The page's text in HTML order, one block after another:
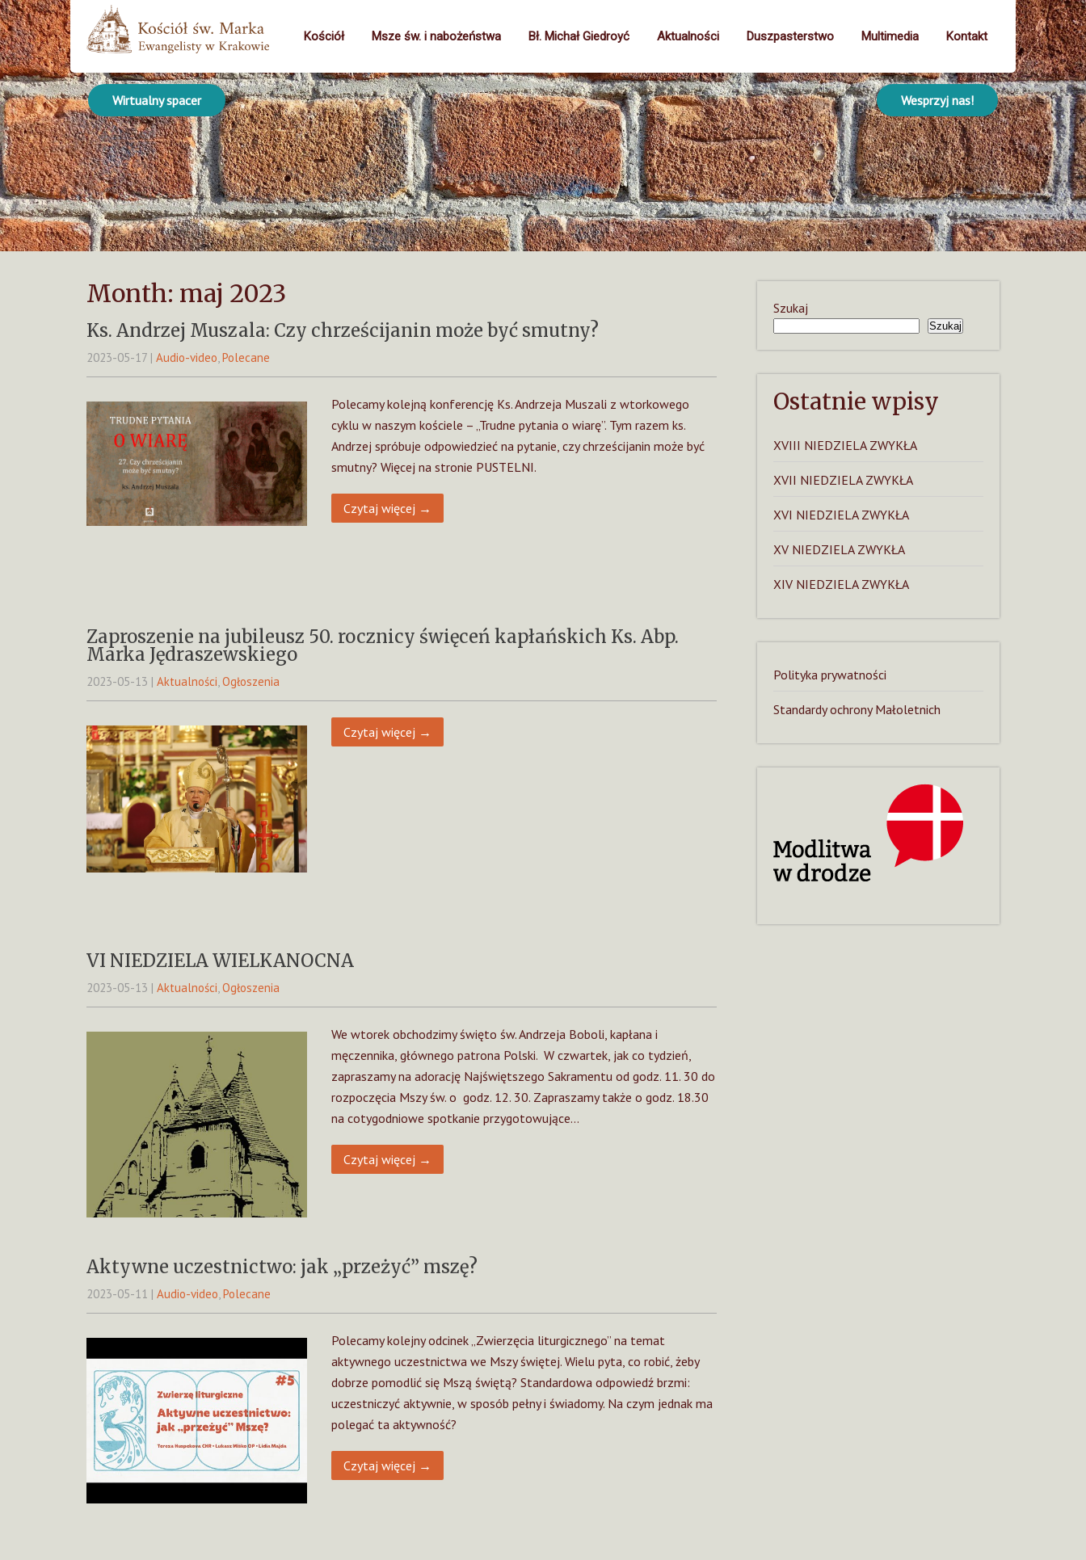
Wirtualny spacer Wesprzyj nas!
Kościół Msze św. i nabożeństwa Bł. Michał Giedroyć Aktualności Duszpasterstwo Multimedia Kontakt
Month: maj 2023
Ks. Andrzej Muszala: Czy chrześcijanin może być smutny?
2023-05-17 | Audio-video,Polecane
Polecamy kolejną konferencję Ks. Andrzeja Muszali z wtorkowego
cyklu w naszym kościele – „Trudne pytania o wiarę”. Tym razem ks.
Andrzej spróbuje odpowiedzieć na pytanie, czy chrześcijanin może być
smutny? Więcej na stronie PUSTELNI.
Czytaj więcej →
Zaproszenie na jubileusz 50. rocznicy święceń kapłańskich Ks. Abp.
Marka Jędraszewskiego
2023-05-13 | Aktualności,Ogłoszenia
Czytaj więcej →
VI NIEDZIELA WIELKANOCNA
2023-05-13 | Aktualności,Ogłoszenia
We wtorek obchodzimy święto św. Andrzeja Boboli, kapłana i
męczennika, głównego patrona Polski. W czwartek, jak co tydzień,
zapraszamy na adorację Najświętszego Sakramentu od godz. 11. 30 do
rozpoczęcia Mszy św. o godz. 12. 30. Zapraszamy także o godz. 18.30
na cotygodniowe spotkanie przygotowujące…
Czytaj więcej →
Aktywne uczestnictwo: jak „przeżyć” mszę?
2023-05-11 | Audio-video,Polecane
Polecamy kolejny odcinek „Zwierzęcia liturgicznego” na temat
aktywnego uczestnictwa we Mszy świętej. Wielu pyta, co robić, żeby
dobrze pomodlić się Mszą świętą? Standardowa odpowiedź brzmi:
uczestniczyć aktywnie, w sposób pełny i świadomy. Na czym jednak ma
polegać ta aktywność?
Czytaj więcej →
Szukaj
Szukaj
Ostatnie wpisy
XVIII NIEDZIELA ZWYKŁA
XVII NIEDZIELA ZWYKŁA
XVI NIEDZIELA ZWYKŁA
XV NIEDZIELA ZWYKŁA
XIV NIEDZIELA ZWYKŁA
Polityka prywatności
Standardy ochrony Małoletnich